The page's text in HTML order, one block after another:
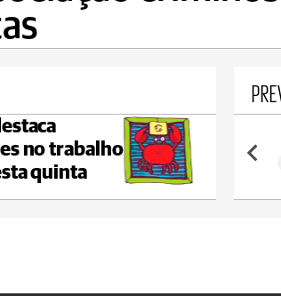
no trabalho
quinta
Reserva
max 20°C min 17°C